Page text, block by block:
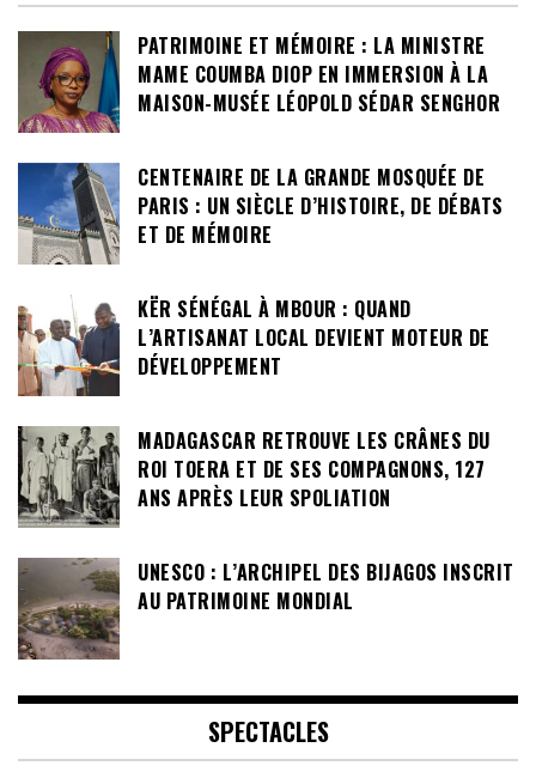
PATRIMOINE ET MÉMOIRE : LA MINISTRE
MAME COUMBA DIOP EN IMMERSION À LA
MAISON-MUSÉE LÉOPOLD SÉDAR SENGHOR
CENTENAIRE DE LA GRANDE MOSQUÉE DE
PARIS : UN SIÈCLE D’HISTOIRE, DE DÉBATS
ET DE MÉMOIRE
KËR SÉNÉGAL À MBOUR : QUAND
L’ARTISANAT LOCAL DEVIENT MOTEUR DE
DÉVELOPPEMENT
MADAGASCAR RETROUVE LES CRÂNES DU
ROI TOERA ET DE SES COMPAGNONS, 127
ANS APRÈS LEUR SPOLIATION
UNESCO : L’ARCHIPEL DES BIJAGOS INSCRIT
AU PATRIMOINE MONDIAL
SPECTACLES